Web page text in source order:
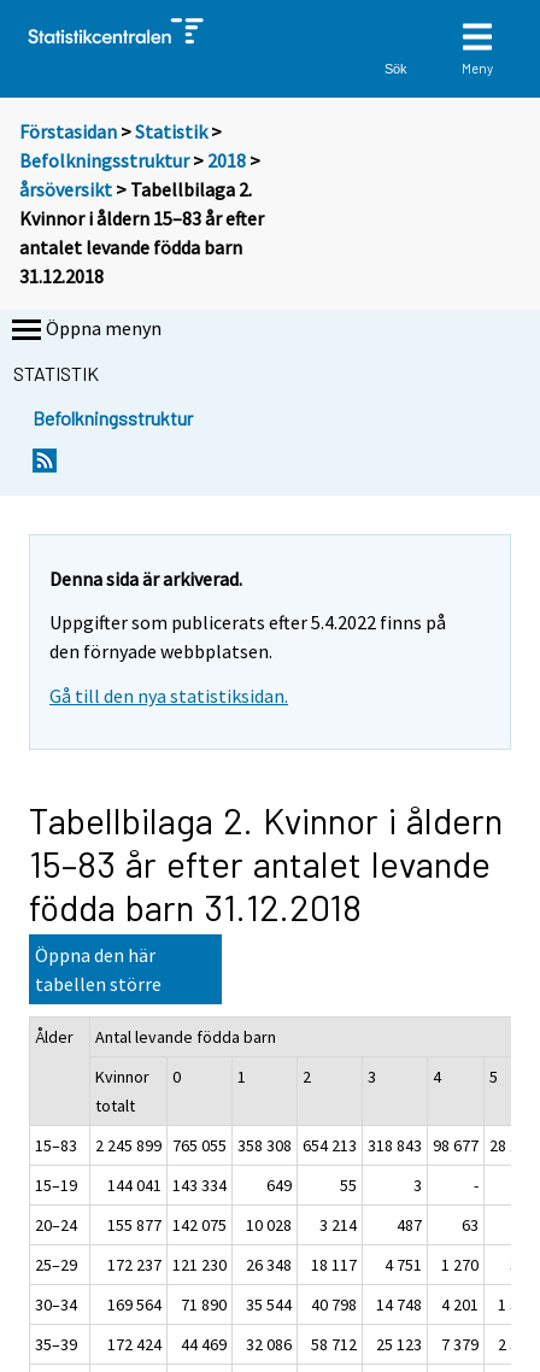
Sök Meny
Förstasidan >Statistik >
Befolkningsstruktur> 2018 >
årsöversikt > Tabellbilaga 2.
Kvinnor i åldern 15–83 år efter
antalet levande födda barn
31.12.2018
Öppna menyn
STATISTIK
Befolkningsstruktur
Denna sida är arkiverad.
Uppgifter som publicerats efter 5.4.2022 finns på
den förnyade webbplatsen.
Gå till den nya statistiksidan.
Tabellbilaga 2. Kvinnor i åldern
15–83 år efter antalet levande
födda barn 31.12.2018
Öppna den här
tabellen större
Ålder
Antal levande födda barn
Kvinnor
totalt
0 1 2 3 4 5
15–83 2 245 899 765 055 358 308 654 213 318 843 98 677 28 153
15–19
144 041 143 334 649 55 3 -
20–24
155 877 142 075 10 028 3 214 487 63
25–29
172 237 121 230 26 348 18 117 4 751 1 270
368
30–34
169 564 71 890 35 544 40 798 14 748 4 201
1 346
35–39
172 424 44 469 32 086 58 712 25 123 7 379
2 332